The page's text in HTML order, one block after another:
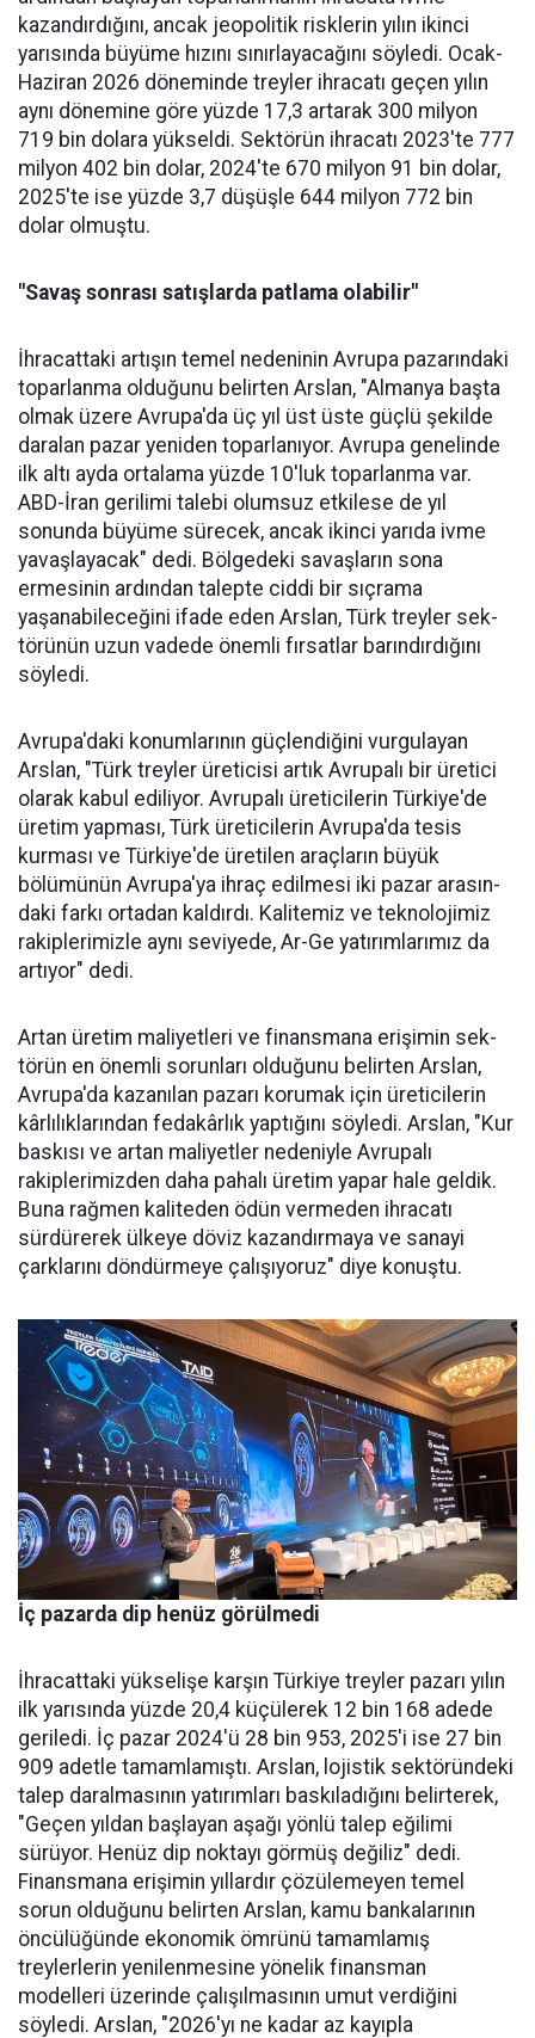
kazandır­dığını, ancak jeopolitik riskle­rin yılın ikinci
yarısında büyüme hızını sınırlayacağını söyledi. Ocak-
Haziran 2026 döneminde treyler ihracatı geçen yılın
aynı dönemine göre yüzde 17,3 artarak 300 milyon
719 bin dolara yüksel­di. Sektörün ihracatı 2023'te 777
milyon 402 bin dolar, 2024'te 670 milyon 91 bin dolar,
2025'te ise yüzde 3,7 düşüşle 644 milyon 772 bin
dolar olmuştu.
"Savaş sonrası satışlarda patlama olabilir"
İhracattaki artışın temel nede­ninin Avrupa pazarındaki
topar­lanma olduğunu belirten Arslan, "Almanya başta
olmak üzere Av­rupa'da üç yıl üst üste güçlü şe­kilde
daralan pazar yeniden to­parlanıyor. Avrupa genelinde
ilk altı ayda ortalama yüzde 10'luk toparlanma var.
ABD-İran geri­limi talebi olumsuz etkilese de yıl
sonunda büyüme sürecek, ancak ikinci yarıda ivme
yavaşlayacak" dedi. Bölgedeki savaşların sona
ermesinin ardından talepte ciddi bir sıçrama
yaşanabileceğini ifa­de eden Arslan, Türk treyler sek­
törünün uzun vadede önemli fır­satlar barındırdığını
söyledi.
Avrupa'daki konumlarının güçlendiğini vurgulayan
Arslan, "Türk treyler üreticisi artık Avru­palı bir üretici
ola­rak kabul ediliyor. Avrupalı üreticile­rin Türkiye'de
üre­tim yapması, Türk üreticilerin Avru­pa'da tesis
kurması ve Türkiye'de üreti­len araçların büyük
bölümünün Avru­pa'ya ihraç edilme­si iki pazar arasın­
daki farkı ortadan kaldırdı. Kalitemiz ve teknolojimiz
ra­kiplerimizle aynı seviyede, Ar-Ge ya­tırımlarımız da
ar­tıyor" dedi.
Artan üretim ma­liyetleri ve finans­mana erişimin sek­
törün en önemli sorunları oldu­ğunu belirten Arslan,
Avrupa'da kazanılan pazarı korumak için üreticilerin
kârlılıklarından fe­dakârlık yaptığını söyledi. Arslan, "Kur
baskısı ve artan maliyetler nedeniyle Avrupalı
rakiplerimiz­den daha pahalı üretim yapar ha­le geldik.
Buna rağmen kaliteden ödün vermeden ihracatı
sürdüre­rek ülkeye döviz kazandırmaya ve sanayi
çarklarını döndürmeye ça­lışıyoruz" diye konuştu.
İç pazarda dip henüz görülmedi
İhracattaki yükselişe karşın Türkiye treyler pazarı yılın
ilk yarısında yüzde 20,4 küçülerek 12 bin 168 adede
geriledi. İç pa­zar 2024'ü 28 bin 953, 2025'i ise 27 bin
909 adetle tamamlamış­tı. Arslan, lojistik sektöründeki
talep daralmasının yatırımları baskıladığını belirterek,
"Geçen yıldan başlayan aşağı yönlü talep eğilimi
sürüyor. Henüz dip nok­tayı görmüş değiliz" dedi.
Finans­mana erişimin yıllardır çözüle­meyen temel
sorun olduğunu be­lirten Arslan, kamu bankalarının
öncülüğünde ekonomik ömrü­nü tamamlamış
treylerlerin ye­nilenmesine yönelik finansman
modelleri üzerinde çalışılması­nın umut verdiğini
söyledi. Ars­lan, "2026'yı ne kadar az kayıpla